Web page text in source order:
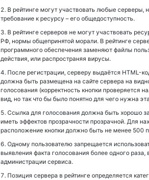
В рейтинге могут участвовать любые серверы,
требование к ресурсу – его общедоступность.
В рейтинге серверов не могут участвовать
РФ, нормы общепринятой морали. В рейтинге
программного обеспечения заменяют файлы
действия, или распространяя вирусы.
После регистрации, серверу выдаётся HTML-
должна быть размещена на сайте сервера на
голосования (корректность кнопки проверяется
вид, но так что бы было понятно для чего нужна
Ссылка для голосования должна быть хорошо
иметь эффектов прозрачности прозрачной. Для
расположение кнопки должно быть не менее 500
Одному пользователю запрещается
выявления факта голосования более одного
администрации сервиса.
Позиция сервера в рейтинге определяется